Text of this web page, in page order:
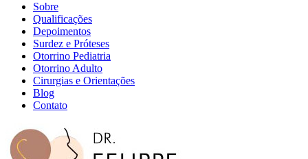
Sobre
Qualificações
Depoimentos
Surdez e Próteses
Otorrino Pediatria
Otorrino Adulto
Cirurgias e Orientações
Blog
Contato